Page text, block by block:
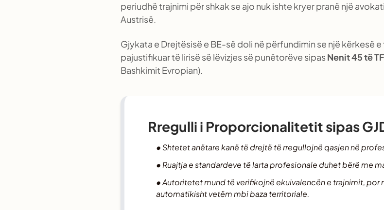
periudhë trajnimi për shkak se ajo nuk ishte kryer pranë një
Austrisë.
Gjykata e Drejtësisë e BE-së doli në përfundimin se një kërkesë
pajustifikuar të lirisë së lëvizjes së punëtorëve sipas Nenit 45 të
Bashkimit Evropian).
Rregulli i Proporcionalitetit sipas
• Shtetet anëtare kanë të drejtë të rregullojnë qasjen në
• Ruajtja e standardeve të larta profesionale duhet bërë me
• Autoritetet mund të verifikojnë ekuivalencën e trajnimit, por
automatikisht vetëm mbi baza territoriale.